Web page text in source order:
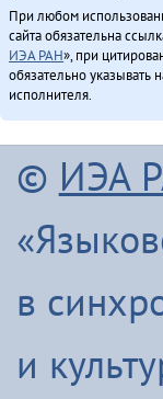
При любом
сайта обязательна
ИЭА РАН», при
обязательно указывать
исполнителя.
© ИЭА
в
и